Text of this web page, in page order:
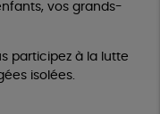
vos grands-
participez à la lutte
isolées.